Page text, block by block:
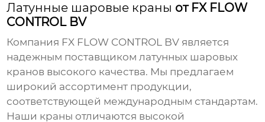
Латунные шаровые краны от FX FLOW
CONTROL BV
Компания FX FLOW CONTROL BV является
надежным поставщикомлатунных шаровых
кранов высокого качества. Мы предлагаем
широкий ассортимент продукции,
соответствующей международным стандартам.
Наши краны отличаются высокой